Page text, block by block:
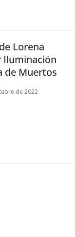
Lorena
Iluminación
de Muertos
de 2022